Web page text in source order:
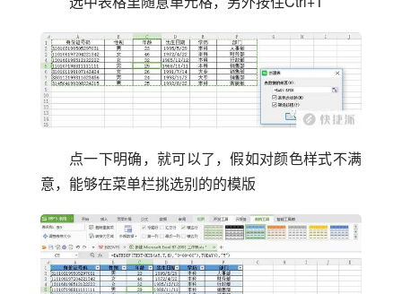
点一下明确，就可以了，假如对颜色样式不满
意，能够在菜单栏挑选别的的模版